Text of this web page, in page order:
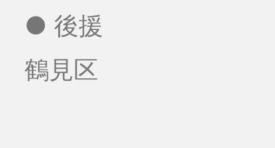
● 後援
鶴見区